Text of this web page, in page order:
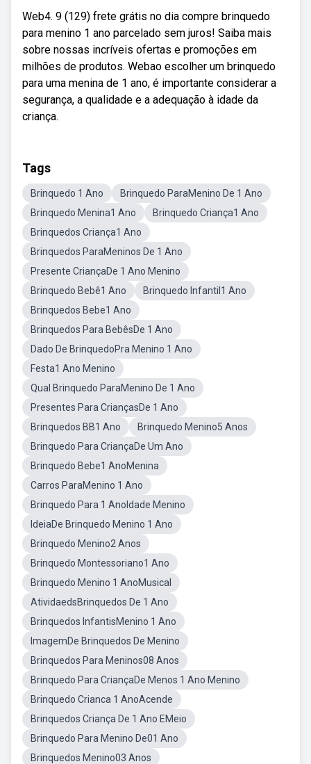
Web4. 9 (129) frete grátis no dia compre brinquedo
para menino 1 ano parcelado sem juros! Saiba mais
sobre nossas incríveis ofertas e promoções em
milhões de produtos. Webao escolher um brinquedo
para uma menina de 1 ano, é importante considerar a
segurança, a qualidade e a adequação à idade da
criança.
Tags
Brinquedo 1 Ano
Brinquedo ParaMenino De 1 Ano
Brinquedo Menina1 Ano
Brinquedo Criança1 Ano
Brinquedos Criança1 Ano
Brinquedos ParaMeninos De 1 Ano
Presente CriançaDe 1 Ano Menino
Brinquedo Bebê1 Ano
Brinquedo Infantil1 Ano
Brinquedos Bebe1 Ano
Brinquedos Para BebêsDe 1 Ano
Dado De BrinquedoPra Menino 1 Ano
Festa1 Ano Menino
Qual Brinquedo ParaMenino De 1 Ano
Presentes Para CriançasDe 1 Ano
Brinquedos BB1 Ano
Brinquedo Menino5 Anos
Brinquedo Para CriançaDe Um Ano
Brinquedo Bebe1 AnoMenina
Carros ParaMenino 1 Ano
Brinquedo Para 1 AnoIdade Menino
IdeiaDe Brinquedo Menino 1 Ano
Brinquedo Menino2 Anos
Brinquedo Montessoriano1 Ano
Brinquedo Menino 1 AnoMusical
AtividaedsBrinquedos De 1 Ano
Brinquedos InfantisMenino 1 Ano
ImagemDe Brinquedos De Menino
Brinquedos Para Meninos08 Anos
Brinquedo Para CriançaDe Menos 1 Ano Menino
Brinquedo Crianca 1 AnoAcende
Brinquedos Criança De 1 Ano EMeio
Brinquedo Para Menino De01 Ano
Brinquedos Menino03 Anos